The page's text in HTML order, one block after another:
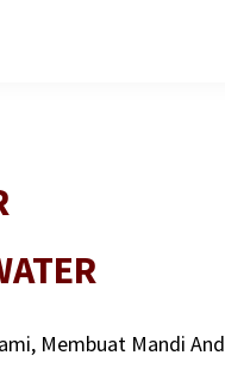
Membuat Mandi